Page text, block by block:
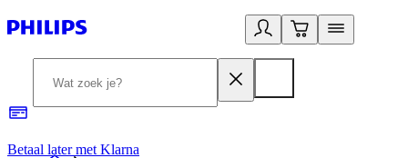
Betaal later met Klarna